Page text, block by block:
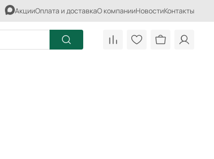
АкцииОплата и доставкаО компанииНовостиКонтакты